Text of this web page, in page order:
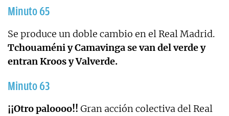
Minuto 65
Se produce un doble cambio en el Real Madrid.
Tchouaméni y Camavinga se van del verde y
entran Kroos y Valverde.
Minuto 63
¡¡Otro paloooo!! Gran acción colectiva del Real